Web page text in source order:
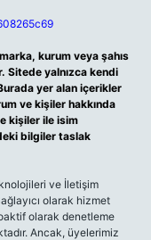
kurum veya şahıs
Sitede yalnızca kendi
yer alan içerikler
ve kişiler hakkında
kişiler ile isim
bilgiler taslak
ve İletişim
olarak hizmet
olarak denetleme
Ancak, üyelerimiz